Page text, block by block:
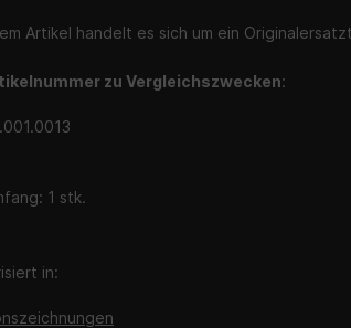
Artikel handelt es sich um ein
zu Vergleichszwecken:
1 stk.
in: